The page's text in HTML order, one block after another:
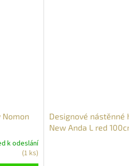
Nomon
k odeslání
(1 ks)
Designové nástěnné
New Anda L red